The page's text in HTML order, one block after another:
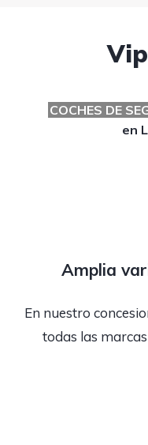
COCHES DE
en
Amplia
En nuestro
todas las